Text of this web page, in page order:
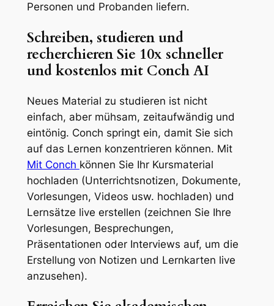
Personen und Probanden liefern.
Schreiben, studieren und
recherchieren Sie 10x schneller
und kostenlos mit Conch AI
Neues Material zu studieren ist nicht
einfach, aber mühsam, zeitaufwändig und
eintönig. Conch springt ein, damit Sie sich
auf das Lernen konzentrieren können. Mit
Mit Conch können Sie Ihr Kursmaterial
hochladen (Unterrichtsnotizen, Dokumente,
Vorlesungen, Videos usw. hochladen) und
Lernsätze live erstellen (zeichnen Sie Ihre
Vorlesungen, Besprechungen,
Präsentationen oder Interviews auf, um die
Erstellung von Notizen und Lernkarten live
anzusehen).